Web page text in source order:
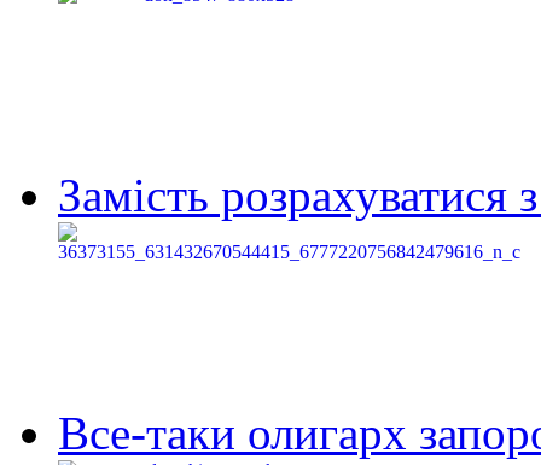
Замість
Все-таки олигарх